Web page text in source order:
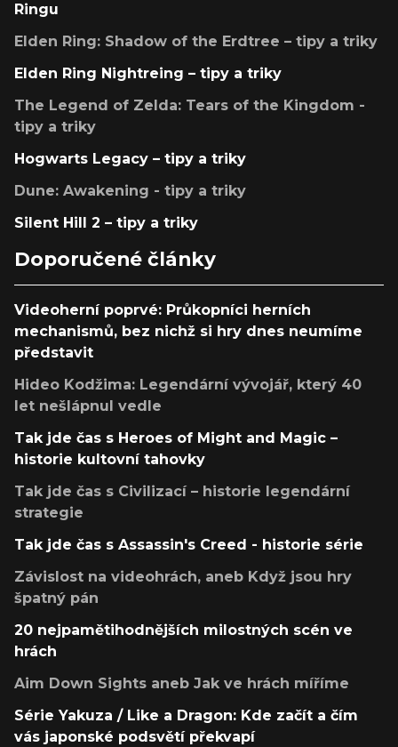
Ringu
Elden Ring: Shadow of the Erdtree – tipy a triky
Elden Ring Nightreing – tipy a triky
The Legend of Zelda: Tears of the Kingdom -
tipy a triky
Hogwarts Legacy – tipy a triky
Dune: Awakening - tipy a triky
Silent Hill 2 – tipy a triky
Doporučené články
Videoherní poprvé: Průkopníci herních
mechanismů, bez nichž si hry dnes neumíme
představit
Hideo Kodžima: Legendární vývojář, který 40
let nešlápnul vedle
Tak jde čas s Heroes of Might and Magic –
historie kultovní tahovky
Tak jde čas s Civilizací – historie legendární
strategie
Tak jde čas s Assassin's Creed - historie série
Závislost na videohrách, aneb Když jsou hry
špatný pán
20 nejpamětihodnějších milostných scén ve
hrách
Aim Down Sights aneb Jak ve hrách míříme
Série Yakuza / Like a Dragon: Kde začít a čím
vás japonské podsvětí překvapí